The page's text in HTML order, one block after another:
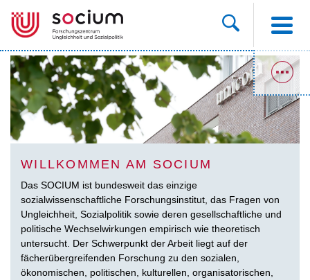
WILLKOMMEN AM SOCIUM
Das SOCIUM ist bundesweit das einzige
sozialwissenschaftliche Forschungsinstitut, das Fragen von
Ungleichheit, Sozialpolitik sowie deren gesellschaftliche und
politische Wechselwirkungen empirisch wie theoretisch
untersucht. Der Schwerpunkt der Arbeit liegt auf der
fächerübergreifenden Forschung zu den sozialen,
ökonomischen, politischen, kulturellen, organisatorischen,